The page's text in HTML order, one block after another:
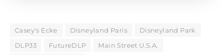
Casey's Ecke Disneyland Paris
Disneyland Park
DLP33
FutureDLP
Main Street U.S.A.